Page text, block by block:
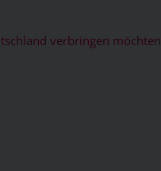
verbringen möchten